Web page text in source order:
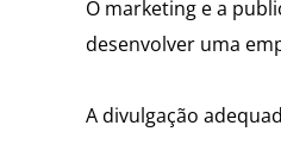
O marketing e a
desenvolver uma
A divulgação